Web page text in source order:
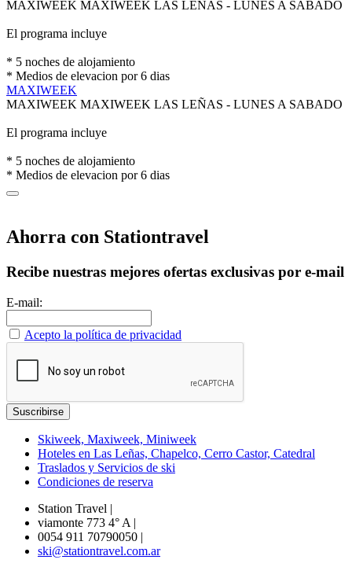
MAXIWEEK MAXIWEEK LAS LEÑAS - LUNES A SABADO
El programa incluye
* 5 noches de alojamiento
* Medios de elevacion por 6 dias
MAXIWEEK
MAXIWEEK MAXIWEEK LAS LEÑAS - LUNES A SABADO
El programa incluye
* 5 noches de alojamiento
* Medios de elevacion por 6 dias
Ahorra con Stationtravel
Recibe nuestras mejores ofertas exclusivas por e-mail
E-mail:
Acepto la política de privacidad
Skiweek, Maxiweek, Miniweek
Hoteles en Las Leñas, Chapelco, Cerro Castor, Catedral
Traslados y Servicios de ski
Condiciones de reserva
Station Travel |
viamonte 773 4° A |
0054 911 70790050 |
ski@stationtravel.com.ar